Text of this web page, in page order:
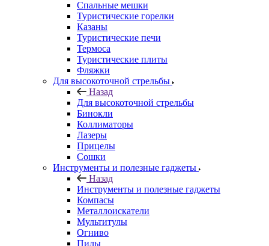
Спальные мешки
Туристические горелки
Казаны
Туристические печи
Термоса
Туристические плиты
Фляжки
Для высокоточной стрельбы
Назад
Для высокоточной стрельбы
Бинокли
Коллиматоры
Лазеры
Прицелы
Сошки
Инструменты и полезные гаджеты
Назад
Инструменты и полезные гаджеты
Компасы
Металлоискатели
Мультитулы
Огниво
Пилы